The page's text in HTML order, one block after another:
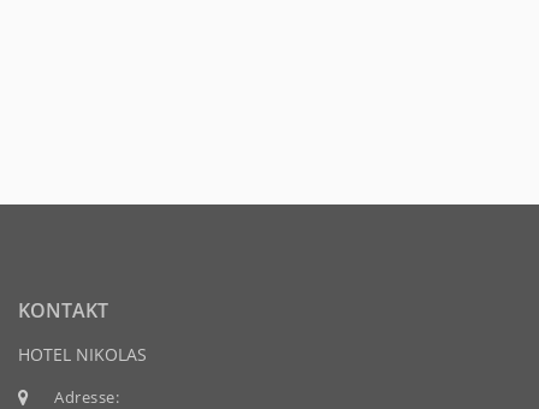
KONTAKT
HOTEL NIKOLAS
Adresse: